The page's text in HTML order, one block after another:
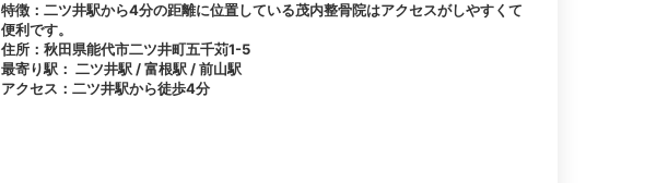
特徴：二ツ井駅から4分の距離に位置している茂内整骨院はアクセスがしやすくて
便利です。
住所：秋田県能代市二ツ井町五千苅1-5
最寄り駅： 二ツ井駅 / 富根駅 / 前山駅
アクセス：二ツ井駅から徒歩4分